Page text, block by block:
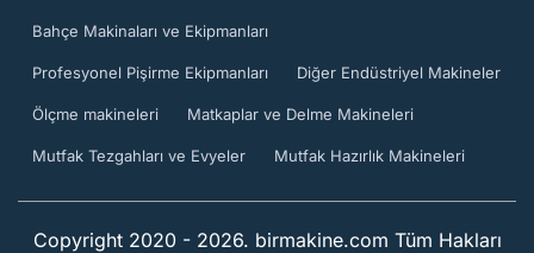
Bahçe Makinaları ve Ekipmanları
Profesyonel Pişirme Ekipmanları Diğer Endüstriyel Makineler
Ölçme makineleri Matkaplar ve Delme Makineleri
Mutfak Tezgahları ve Evyeler Mutfak Hazırlık Makineleri
Copyright 2020 - 2026. birmakine.com Tüm Hakları